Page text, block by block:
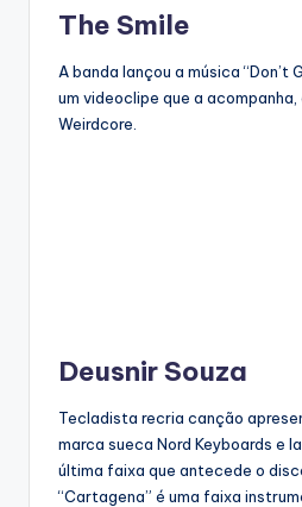
The Smile
A banda lançou a música “Don’t
um videoclipe que a
Weirdcore.
Deusnir Souza
Tecladista recria canção
marca sueca Nord Keyboards e
última faixa que antecede o
“Cartagena” é uma faixa